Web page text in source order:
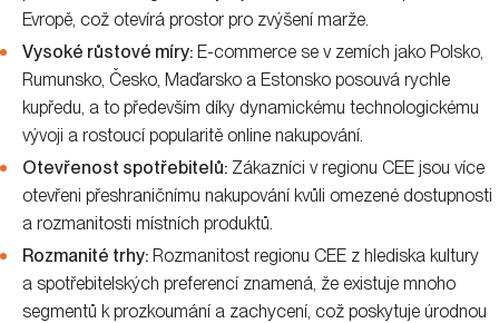
Evropě, což otevírá prostor pro zvýšení marže.
Vysoké růstové míry: E-commerce se v zemích jako Polsko,
Rumunsko, Česko, Maďarsko a Estonsko posouvá rychle
kupředu, a to především díky dynamickému technologickému
vývoji a rostoucí popularitě online nakupování.
Otevřenost spotřebitelů: Zákazníci v regionu CEE jsou více
otevřeni přeshraničnímu nakupování kvůli omezené dostupnosti
a rozmanitosti místních produktů.
Rozmanité trhy: Rozmanitost regionu CEE z hlediska kultury
a spotřebitelských preferencí znamená, že existuje mnoho
segmentů k prozkoumání a zachycení, což poskytuje úrodnou